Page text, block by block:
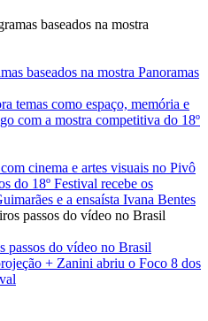
baseados na mostra Panoramas
temas como espaço, memória e
com a mostra competitiva do 18º
cinema e artes visuais no Pivô
do 18º Festival recebe os
e a ensaísta Ivana Bentes
passos do vídeo no Brasil
+ Zanini abriu o Foco 8 dos